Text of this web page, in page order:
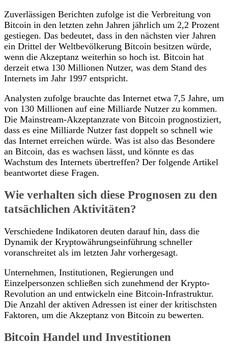
Zuverlässigen Berichten zufolge ist die Verbreitung von
Bitcoin in den letzten zehn Jahren jährlich um 2,2 Prozent
gestiegen. Das bedeutet, dass in den nächsten vier Jahren
ein Drittel der Weltbevölkerung Bitcoin besitzen würde,
wenn die Akzeptanz weiterhin so hoch ist. Bitcoin hat
derzeit etwa 130 Millionen Nutzer, was dem Stand des
Internets im Jahr 1997 entspricht.
Analysten zufolge brauchte das Internet etwa 7,5 Jahre, um
von 130 Millionen auf eine Milliarde Nutzer zu kommen.
Die Mainstream-Akzeptanzrate von Bitcoin prognostiziert,
dass es eine Milliarde Nutzer fast doppelt so schnell wie
das Internet erreichen würde. Was ist also das Besondere
an Bitcoin, das es wachsen lässt, und könnte es das
Wachstum des Internets übertreffen? Der folgende Artikel
beantwortet diese Fragen.
Wie verhalten sich diese Prognosen zu den
tatsächlichen Aktivitäten?
Verschiedene Indikatoren deuten darauf hin, dass die
Dynamik der Kryptowährungseinführung schneller
voranschreitet als im letzten Jahr vorhergesagt.
Unternehmen, Institutionen, Regierungen und
Einzelpersonzen schließen sich zunehmend der Krypto-
Revolution an und entwickeln eine Bitcoin-Infrastruktur.
Die Anzahl der aktiven Adressen ist einer der kritischsten
Faktoren, um die Akzeptanz von Bitcoin zu bewerten.
Bitcoin Handel und Investitionen